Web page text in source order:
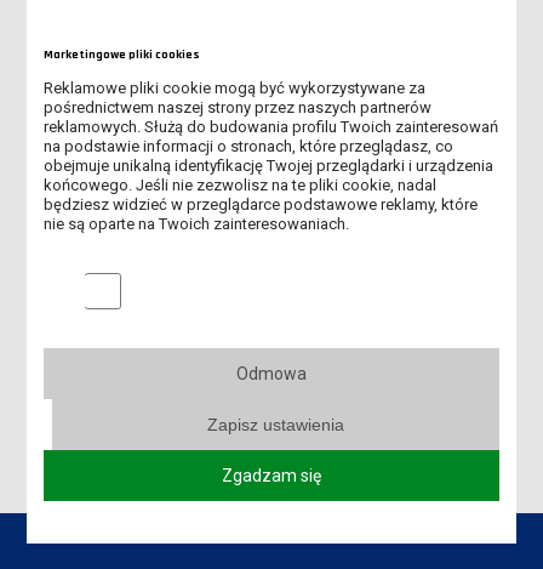
WIZYTA W DUNAUJVAROS - WĘGRY
POBYT STUDENTÓW ZAGRANICZNYCH W LESZNIE
POŻEGNANIE STUDENTÓW Z KAZACHSTANU
ROBOCZE SPOTKANIE DELEGACJI Z HUMANIA - UKRAINA
Marketingowe pliki cookies
Reklamowe pliki cookie mogą być wykorzystywane za
pośrednictwem naszej strony przez naszych partnerów
reklamowych. Służą do budowania profilu Twoich zainteresowań
na podstawie informacji o stronach, które przeglądasz, co
obejmuje unikalną identyfikację Twojej przeglądarki i urządzenia
końcowego. Jeśli nie zezwolisz na te pliki cookie, nadal
będziesz widzieć w przeglądarce podstawowe reklamy, które
nie są oparte na Twoich zainteresowaniach.
Marketingowe pliki cookies
Odmowa
Zapisz ustawienia
Zgadzam się